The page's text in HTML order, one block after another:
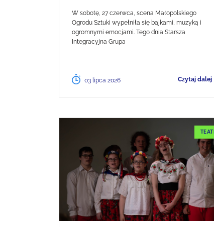
W sobotę, 27 czerwca, scena Małopolskiego
Ogrodu Sztuki wypełniła się bajkami, muzyką i
ogromnymi emocjami. Tego dnia Starsza
Integracyjna Grupa
03 lipca 2026 Czytaj dalej